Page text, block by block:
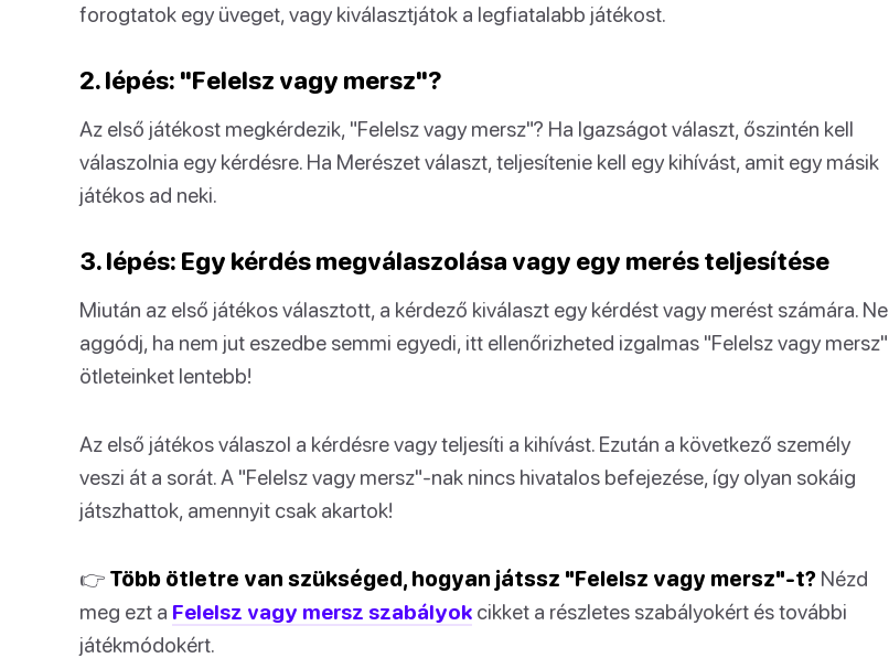
forogtatok egy üveget, vagy kiválasztjátok a legfiatalabb játékost.
2. lépés: "Felelsz vagy mersz"?
Az első játékost megkérdezik, "Felelsz vagy mersz"? Ha Igazságot választ, őszintén kell
válaszolnia egy kérdésre. Ha Merészet választ, teljesítenie kell egy kihívást, amit egy másik
játékos ad neki.
3. lépés: Egy kérdés megválaszolása vagy egy merés teljesítése
Miután az első játékos választott, a kérdező kiválaszt egy kérdést vagy merést számára. Ne
aggódj, ha nem jut eszedbe semmi egyedi, itt ellenőrizheted izgalmas "Felelsz vagy mersz"
ötleteinket lentebb!
Az első játékos válaszol a kérdésre vagy teljesíti a kihívást. Ezután a következő személy
veszi át a sorát. A "Felelsz vagy mersz"-nak nincs hivatalos befejezése, így olyan sokáig
játszhattok, amennyit csak akartok!
👉 Több ötletre van szükséged, hogyan játssz "Felelsz vagy mersz"-t? Nézd
meg ezt a Felelsz vagy mersz szabályok cikket a részletes szabályokért és további
játékmódokért.